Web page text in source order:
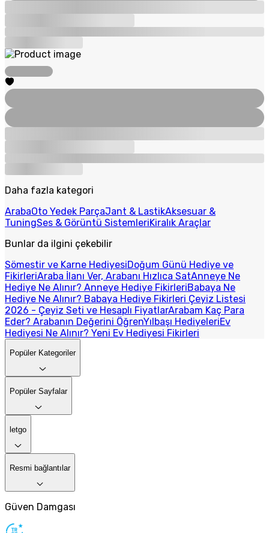
Daha fazla kategori
ArabaOto Yedek ParçaJant & LastikAksesuar &
TuningSes & Görüntü SistemleriKiralık Araçlar
Bunlar da ilgini çekebilir
Sömestir ve Karne HediyesiDoğum Günü Hediye ve
FikirleriAraba İlanı Ver, Arabanı Hızlıca SatAnneye Ne
Hediye Ne Alınır? Anneye Hediye FikirleriBabaya Ne
Hediye Ne Alınır? Babaya Hediye Fikirleri Çeyiz Listesi
2026 - Çeyiz Seti ve Hesaplı FiyatlarArabam Kaç Para
Eder? Arabanın Değerini ÖğrenYılbaşı HediyeleriEv
Hediyesi Ne Alınır? Yeni Ev Hediyesi Fikirleri
Popüler Kategoriler
Popüler Sayfalar
letgo
Resmi bağlantılar
Güven Damgası